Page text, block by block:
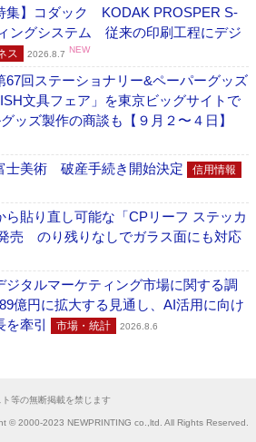
集】コダック KODAK PROSPER S-
ングシステム 従来の印刷工程にデジ
ス 2026.8.7 NEW
回ステーショナリー&ペーパーグッズ
文具フェア」を東京ビッグサイトで
ッズ製作の商談も【９月２〜４日】
士美術 破産手続き開始決定 信用情報
貼り直し可能な「CPリーフ ステッカ
売 のり残りなしでガラス面にも対応
タルマーケティング市場に関する調
億円に拡大する見通し、AI活用に向け
を牽引
市場・統計 2026.8.6
等の無断掲載を禁じます
© 2000-2023 NEWPRINTING co.,ltd. All Rights Reserved.